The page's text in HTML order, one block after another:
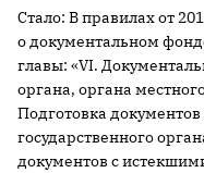
Стало: В правилах от
о документальном
главы: «VI.
органа, органа
Подготовка
государственного
документов с